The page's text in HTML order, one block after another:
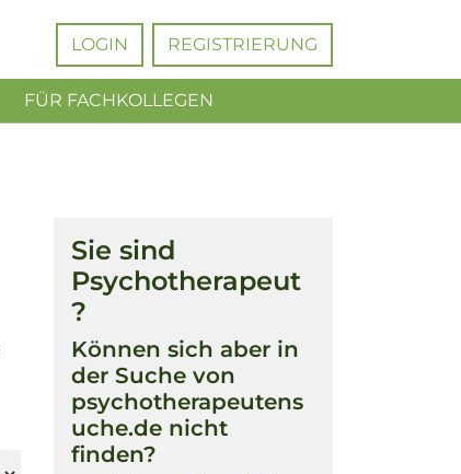
LOGIN REGISTRIERUNG
FÜR FACHKOLLEGEN
Sie sind
Psychotherapeut
?
Können sich aber in
der Suche von
psychotherapeutens
uche.de nicht
finden?